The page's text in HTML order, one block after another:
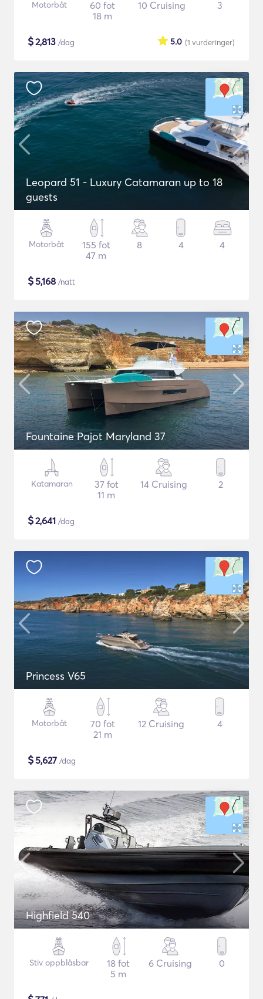
Motorbåt
60 fot
18 m
10 Cruising 3
$2,813 /dag (1 vurderinger)
5.0
Leopard 51 - Luxury Catamaran up to 18
guests
Motorbåt
155 fot
47 m
8 4 4
$5,168 /natt
Fountaine Pajot Maryland 37
Katamaran
37 fot
11 m
14 Cruising 2
$2,641 /dag
Princess V65
Motorbåt
70 fot
21 m
12 Cruising 4
$5,627 /dag
Highfield 540
Stiv oppblåsbar
18 fot
5 m
6 Cruising 0